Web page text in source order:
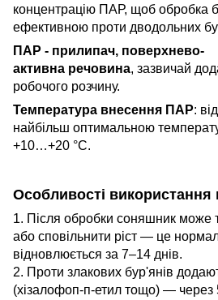
концентрацію ПАР, щоб обробка
ефективною проти дводольних
ПАР - прилипач, поверхнево-
активна речовина, зазвичай
робочого розчину.
Температура внесення ПАР:
найбільш оптимальною
+10…+20 °C.
Особливості використання
1. Після обробки соняшник може
або сповільнити ріст — це
відновлюється за 7–14 днів.
2. Проти злакових бур'янів
(хізалофоп-п-етил тощо) — через